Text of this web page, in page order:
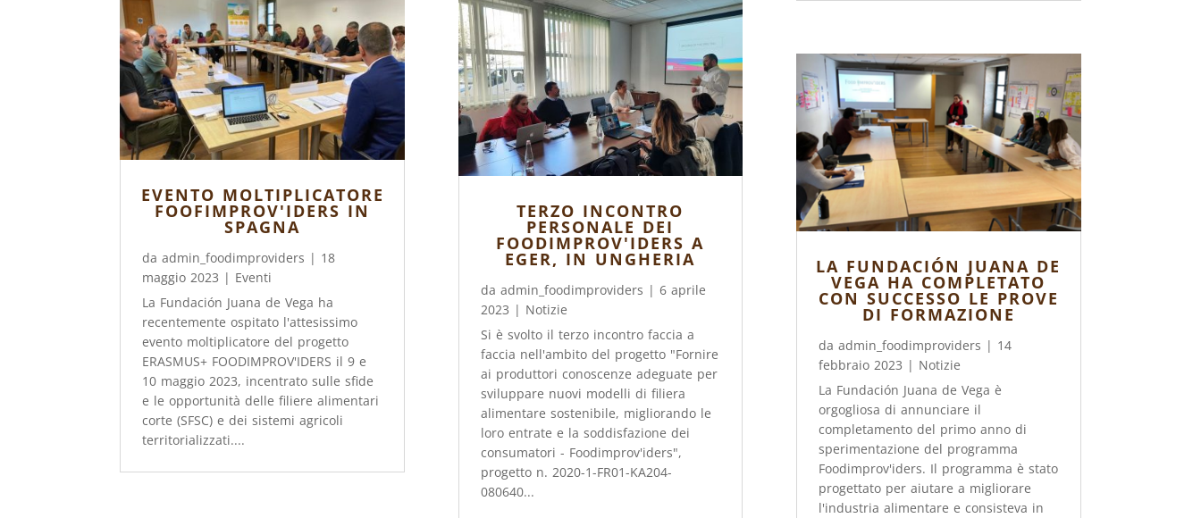
EVENTO MOLTIPLICATORE
FOOFIMPROV'IDERS IN
SPAGNA
daadmin_foodimproviders | 18
maggio 2023 | Eventi
La Fundación Juana de Vega ha
recentemente ospitato l'attesissimo
evento moltiplicatore del progetto
ERASMUS+ FOODIMPROV'IDERS il 9 e
10 maggio 2023, incentrato sulle sfide
e le opportunità delle filiere alimentari
corte (SFSC) e dei sistemi agricoli
territorializzati....
TERZO INCONTRO
PERSONALE DEI
FOODIMPROV'IDERS A
EGER, IN UNGHERIA
da admin_foodimproviders | 6 aprile
2023 | Notizie
Si è svolto il terzo incontro faccia a
faccia nell'ambito del progetto "Fornire
ai produttori conoscenze adeguate per
sviluppare nuovi modelli di filiera
alimentare sostenibile, migliorando le
loro entrate e la soddisfazione dei
consumatori - Foodimprov'iders",
progetto n. 2020-1-FR01-KA204-
080640...
LA FUNDACIÓN JUANA DE
VEGA HA COMPLETATO
CON SUCCESSO LE PROVE
DI FORMAZIONE
da admin_foodimproviders | 14
febbraio 2023 | Notizie
La Fundación Juana de Vega è
orgogliosa di annunciare il
completamento del primo anno di
sperimentazione del programma
Foodimprov'iders. Il programma è stato
progettato per aiutare a migliorare
l'industria alimentare e consisteva in